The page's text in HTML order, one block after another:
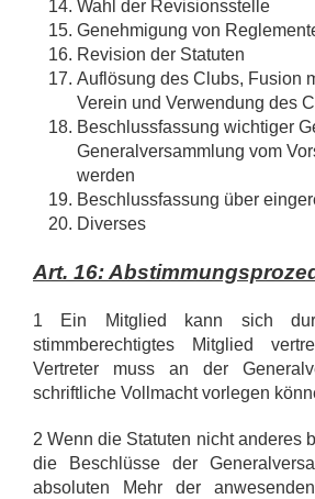
Wahl der Revisionsstelle
Genehmigung von
Revision der Statuten
Auflösung des Clubs, Fusion
Verein und Verwendung des
Beschlussfassung wichtiger
Generalversammlung vom
werden
Beschlussfassung über
Diverses
Art. 16:
1 Ein Mitglied kann sich
stimmberechtigtes Mitglied
Vertreter muss an der
schriftliche Vollmacht vorlegen
2 Wenn die Statuten nicht anderes
die Beschlüsse der
absoluten Mehr der